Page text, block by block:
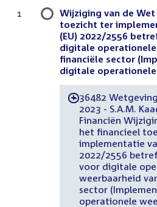
Wijziging van de
toezicht ter
(EU) 2022/2556
digitale
financiële sector
digitale
-36482
2023 - S.A.M.
Financiën
het financieel
implementatie
2022/2556
voor digitale
weerbaarheid
sector
operationele
1